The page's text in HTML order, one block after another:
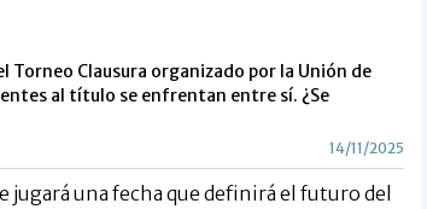
Torneo Clausura organizado por la Unión de
al título se enfrentan entre sí. ¿Se
14/11/2025
jugará una fecha que definirá el futuro del